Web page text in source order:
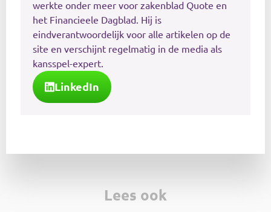
werkte onder meer voor zakenblad Quote en
het Financieele Dagblad. Hij is
eindverantwoordelijk voor alle artikelen op de
site en verschijnt regelmatig in de media als
kansspel-expert.
LinkedIn
Lees ook